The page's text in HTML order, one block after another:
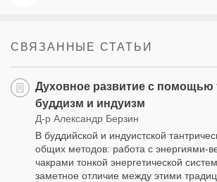
СВЯЗАННЫЕ СТАТЬИ
Духовное развитие с помощью
буддизм и индуизм
Д-р Александр Берзин
В буддийской и индуистской
общих методов: работа с энергиями-
чакрами тонкой энергетической
заметное отличие между этими